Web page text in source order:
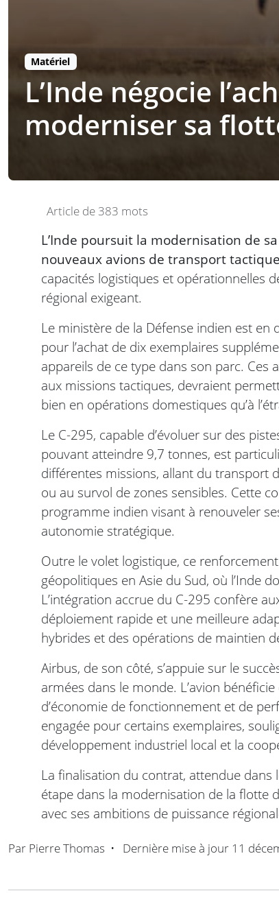
Matériel
L’Inde négocie
moderniser sa
Article de 383 mots
L’Inde poursuit la modernisation de
nouveaux avions de transport
capacités logistiques et opérationnelles
régional exigeant.
Le ministère de la Défense indien est en
pour l’achat de dix exemplaires
appareils de ce type dans son parc.
aux missions tactiques, devraient
bien en opérations domestiques qu’à
Le C-295, capable d’évoluer sur des
pouvant atteindre 9,7 tonnes, est
différentes missions, allant du transport
ou au survol de zones sensibles. Cette
programme indien visant à renouveler
autonomie stratégique.
Outre le volet logistique, ce
géopolitiques en Asie du Sud, où l’Inde
L’intégration accrue du C-295 confère
déploiement rapide et une meilleure
hybrides et des opérations de maintien
Airbus, de son côté, s’appuie sur le
armées dans le monde. L’avion
d’économie de fonctionnement et de
engagée pour certains exemplaires,
développement industriel local et la
La finalisation du contrat, attendue
étape dans la modernisation de la flotte
avec ses ambitions de puissance
Par Pierre Thomas • Dernière mise à jour 11